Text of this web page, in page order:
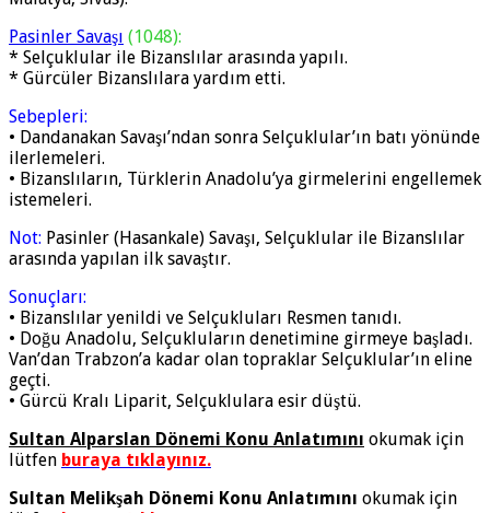
Pasinler Savaşı (1048):
* Selçuklular ile Bizanslılar arasında yapılı.
* Gürcüler Bizanslılara yardım etti.
Sebepleri:
• Dandanakan Savaşı’ndan sonra Selçuklular’ın batı yönünde
ilerlemeleri.
• Bizanslıların, Türklerin Anadolu’ya girmelerini engellemek
istemeleri.
Not: Pasinler (Hasankale) Savaşı, Selçuklular ile Bizanslılar
arasında yapılan ilk savaştır.
Sonuçları:
• Bizanslılar yenildi ve Selçukluları Resmen tanıdı.
• Doğu Anadolu, Selçukluların denetimine girmeye başladı.
Van’dan Trabzon’a kadar olan topraklar Selçuklular’ın eline
geçti.
• Gürcü Kralı Liparit, Selçuklulara esir düştü.
Sultan Alparslan Dönemi Konu Anlatımını okumak için
lütfen buraya tıklayınız.
Sultan Melikşah Dönemi Konu Anlatımını okumak için